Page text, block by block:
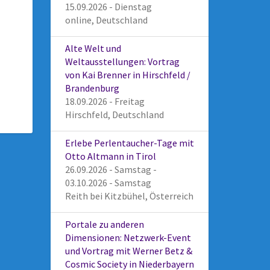
15.09.2026 - Dienstag
online, Deutschland
Alte Welt und
Weltausstellungen: Vortrag
von Kai Brenner in Hirschfeld /
Brandenburg
18.09.2026 - Freitag
Hirschfeld, Deutschland
Erlebe Perlentaucher-Tage mit
Otto Altmann in Tirol
26.09.2026 - Samstag -
03.10.2026 - Samstag
Reith bei Kitzbühel, Österreich
Portale zu anderen
Dimensionen: Netzwerk-Event
und Vortrag mit Werner Betz &
Cosmic Society in Niederbayern